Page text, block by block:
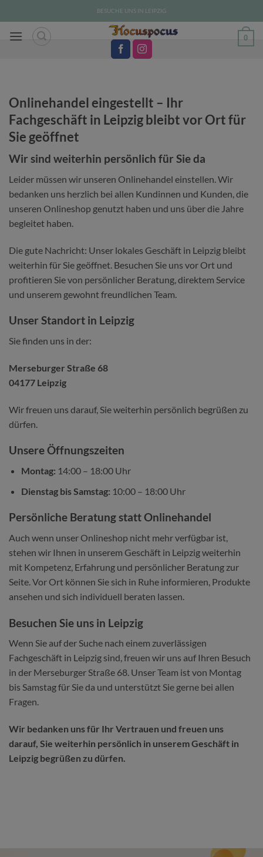
Inhalt
springen
BESUCHE UNS IN LEIPZIG
0
Onlinehandel eingestellt – Ihr
Fachgeschäft in Leipzig bleibt vor Ort für
Sie geöffnet
Wir sind weiterhin persönlich für Sie da
Leider müssen wir unseren Onlinehandel einstellen. Wir
bedanken uns herzlich bei allen Kundinnen und Kunden, die
unseren Onlineshop genutzt haben und uns über die Jahre
begleitet haben.
Die gute Nachricht: Unser lokales Geschäft in Leipzig bleibt
weiterhin für Sie geöffnet. Besuchen Sie uns vor Ort und
profitieren Sie von persönlicher Beratung, direktem Service
und unserem gewohnt freundlichen Team.
Unser Standort in Leipzig
Sie finden uns in der:
Merseburger Straße 68
04177 Leipzig
Wir freuen uns darauf, Sie weiterhin persönlich begrüßen zu
dürfen.
Unsere Öffnungszeiten
Montag: 14:00 – 18:00 Uhr
Dienstag bis Samstag: 10:00 – 18:00 Uhr
Persönliche Beratung statt Onlinehandel
Auch wenn unser Onlineshop nicht mehr verfügbar ist,
stehen wir Ihnen in unserem Geschäft in Leipzig weiterhin
mit Kompetenz, Erfahrung und persönlicher Beratung zur
Seite. Vor Ort können Sie sich in Ruhe informieren, Produkte
ansehen und sich individuell beraten lassen.
Besuchen Sie uns in Leipzig
Wenn Sie auf der Suche nach einem zuverlässigen
Fachgeschäft in Leipzig sind, freuen wir uns auf Ihren Besuch
in der Merseburger Straße 68. Unser Team ist von Montag
bis Samstag für Sie da und unterstützt Sie gerne bei allen
Fragen.
Wir bedanken uns für Ihr Vertrauen und freuen uns
darauf, Sie weiterhin persönlich in unserem Geschäft in
Leipzig begrüßen zu dürfen.